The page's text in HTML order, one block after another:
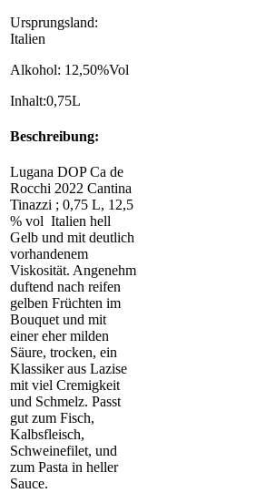
Ursprungsland:
Italien
Alkohol: 12,50%Vol
Inhalt:0,75L
Beschreibung:
Lugana DOP Ca de
Rocchi 2022 Cantina
Tinazzi ; 0,75 L, 12,5
% vol Italien hell
Gelb und mit deutlich
vorhandenem
Viskosität. Angenehm
duftend nach reifen
gelben Früchten im
Bouquet und mit
einer eher milden
Säure, trocken, ein
Klassiker aus Lazise
mit viel Cremigkeit
und Schmelz. Passt
gut zum Fisch,
Kalbsfleisch,
Schweinefilet, und
zum Pasta in heller
Sauce.